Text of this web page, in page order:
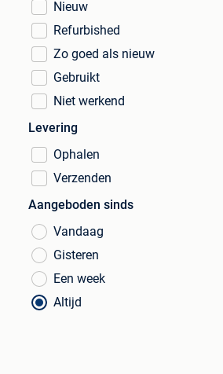
Nieuw
Refurbished
Zo goed als nieuw
Gebruikt
Niet werkend
Levering
Ophalen
Verzenden
Aangeboden sinds
Vandaag
Gisteren
Een week
Altijd